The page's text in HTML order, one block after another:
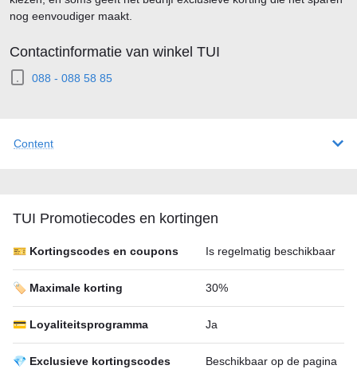
Content
TUI Promotiecodes en kortingen
🎫 Kortingscodes en coupons Is regelmatig beschikbaar
🏷️ Maximale korting 30%
💳 Loyaliteitsprogramma Ja
💎 Exclusieve kortingscodes Beschikbaar op de pagina
nog eenvoudiger maakt.
Contactinformatie van winkel TUI
088 - 088 58 85